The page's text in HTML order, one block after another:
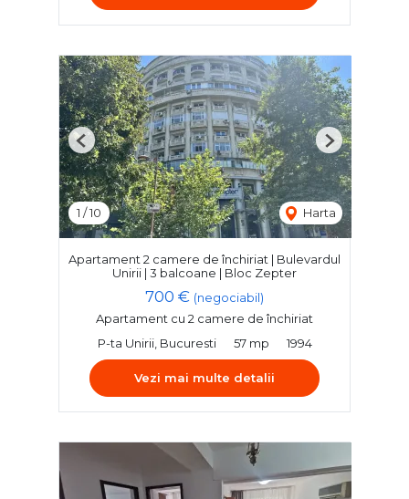
1 /10 Harta
Previous Next
Apartament 2 camere de închiriat | Bulevardul
Unirii | 3 balcoane | Bloc Zepter
700 € (negociabil)
Apartament cu 2 camere de închiriat
P-ta Unirii, Bucuresti
57 mp 1994
Vezi mai multe detalii